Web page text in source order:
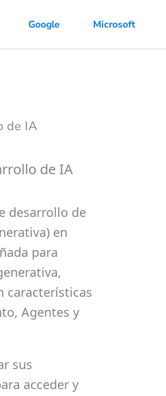
Google Microsoft
de IA
desarrollo de
en
para
características
Agentes y
sus
acceder y